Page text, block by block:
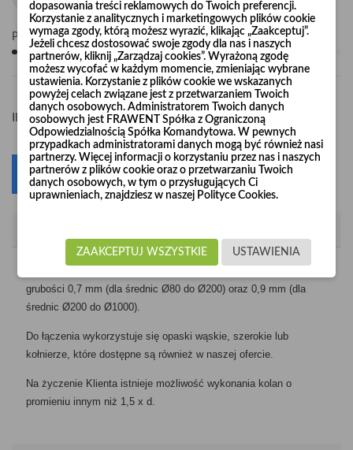
Pośpiesz się! Tylko 20sztuk w magazynie
Ilość - +
Dodaj do koszyka 0
grubości 0,7 mm (dla średnic Ø80 do Ø200) oraz 0,9 mm (dla
średnic Ø200 do Ø1000).
Do łączenia wykorzystuje się opaski wąskie, szerokie lub
kołnierze, które dostępne są również w naszej ofercie.
Na życzenie Klienta istnieje możliwość wykonania kolan o
promieniu innym niż 1,5 x d.
dopasowania treści reklamowych do Twoich preferencji.
Korzystanie z analitycznych i marketingowych plików cookie
wymaga zgody, którą możesz wyrazić, klikając „Zaakceptuj”.
Jeżeli chcesz dostosować swoje zgody dla nas i naszych
partnerów, kliknij „Zarządzaj cookies”. Wyrażoną zgodę
możesz wycofać w każdym momencie, zmieniając wybrane
ustawienia. Korzystanie z plików cookie we wskazanych
powyżej celach związane jest z przetwarzaniem Twoich
danych osobowych. Administratorem Twoich danych
osobowych jest FRAWENT Spółka z Ograniczoną
Odpowiedzialnością Spółka Komandytowa. W pewnych
przypadkach administratorami danych mogą być również nasi
partnerzy. Więcej informacji o korzystaniu przez nas i naszych
partnerów z plików cookie oraz o przetwarzaniu Twoich
danych osobowych, w tym o przysługujących Ci
uprawnieniach, znajdziesz w naszej Polityce Cookies.
USTAWIENIA
ZAAKCEPTUJ WSZYSTKIE